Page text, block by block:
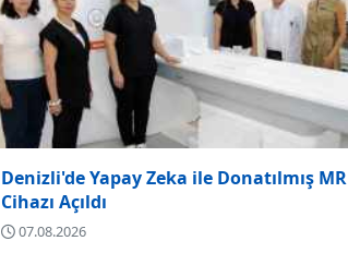
Denizli'de Yapay Zeka ile Donatılmış MR
Cihazı Açıldı
07.08.2026